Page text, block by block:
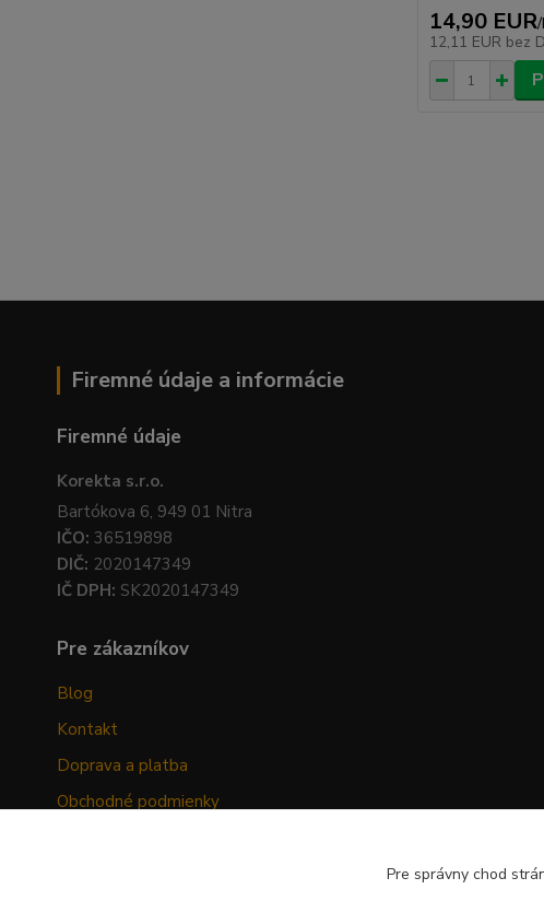
14,90 EUR/
12,11 EUR bez
Firemné údaje a informácie
Firemné údaje
Korekta s.r.o.
Bartókova 6, 949 01 Nitra
IČO: 36519898
DIČ: 2020147349
IČ DPH: SK2020147349
Pre zákazníkov
Blog
Kontakt
Doprava a platba
Obchodné podmienky
Pre správny chod